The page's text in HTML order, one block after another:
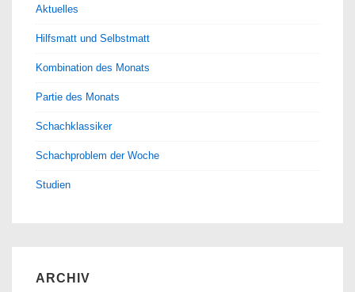
Aktuelles
Hilfsmatt und Selbstmatt
Kombination des Monats
Partie des Monats
Schachklassiker
Schachproblem der Woche
Studien
ARCHIV